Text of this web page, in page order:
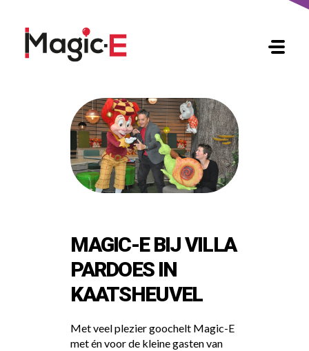
MAGIC-E BIJ VILLA
PARDOES IN
KAATSHEUVEL
Met veel plezier goochelt Magic-E
met én voor de kleine gasten van